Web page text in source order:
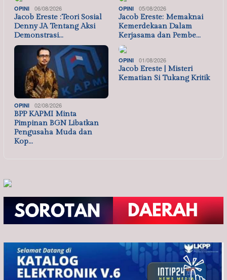
OPINI 06/08/2026
Jacob Ereste :Teori Sosial
Denny JA Tentang Aksi
Demonstrasi…
OPINI 05/08/2026
Jacob Ereste: Memaknai
Kemerdekaan Dalam
Kerjasama dan Pembe…
OPINI 02/08/2026
BPP KAPMI Minta
Pimpinan BGN Libatkan
Pengusaha Muda dan
Kop…
OPINI 01/08/2026
Jacob Ereste | Misteri
Kematian Si Tukang Kritik